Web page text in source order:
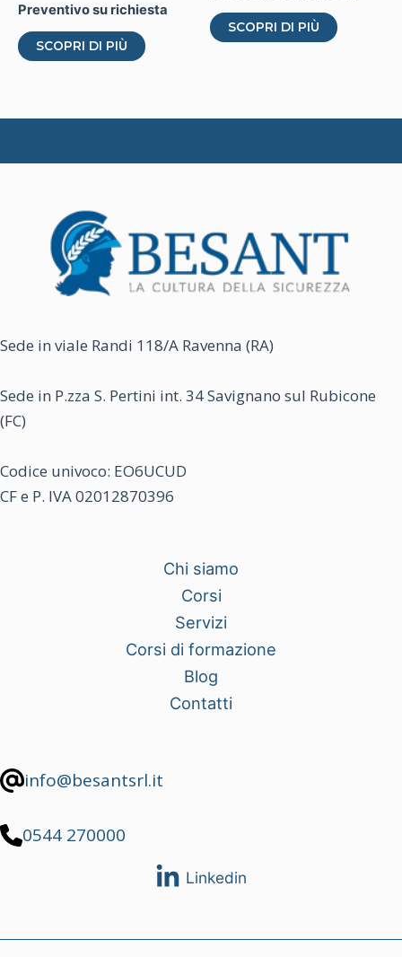
Preventivo su richiesta
SCOPRI DI PIÙ
essere
scelte
nella
prodotto
SCOPRI DI PIÙ
varianti.
opzioni
scelte
pagina
Sede in viale Randi 118/A Ravenna (RA)
Sede in P.zza S. Pertini int. 34 Savignano sul Rubicone
(FC)
Codice univoco: EO6UCUD
CF e P. IVA 02012870396
Chi siamo
Corsi
Servizi
Corsi di formazione
Blog
Contatti
info@besantsrl.it
0544 270000
Linkedin